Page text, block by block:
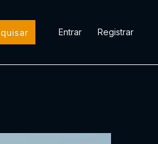
Entrar Registrar